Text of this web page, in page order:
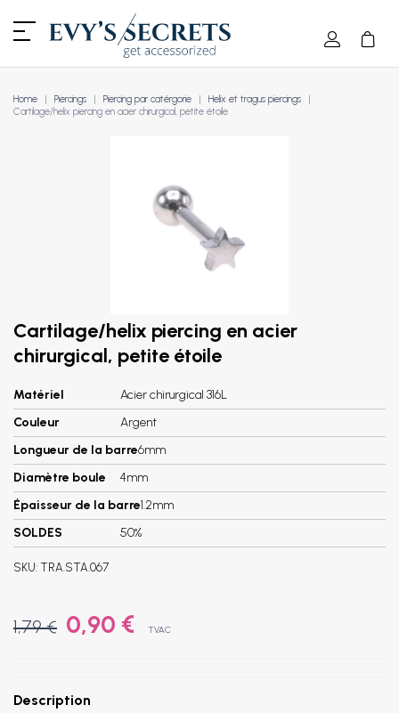
Home Piercings Piercing par catérgorie
Helix et tragus piercings
Cartilage/helix piercing en acier chirurgical, petite étoile
Cartilage/helix piercing en acier
chirurgical, petite étoile
Matériel
Acier chirurgical 316L
Couleur
Argent
Longueur de la barre6mm
Diamètre boule
4mm
Épaisseur de la barre1.2mm
SOLDES
50%
SKU: TRA.STA.067
1,79 € 0,90 € TVAC
Description